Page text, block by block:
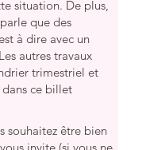
situation. De plus,
que des
à dire avec un
autres travaux
trimestriel et
dans ce billet
souhaitez être bien